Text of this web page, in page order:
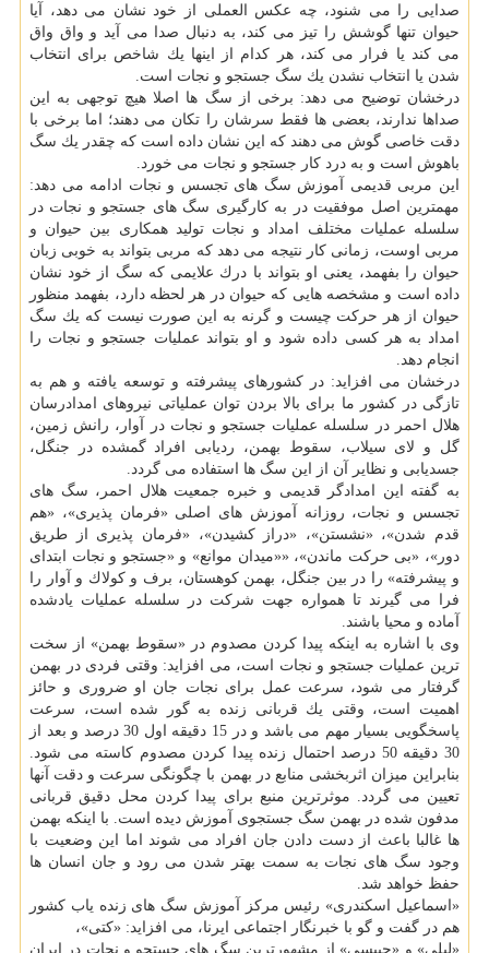
صدایی را می شنود، چه عكس العملی از خود نشان می دهد، آیا
حیوان تنها گوشش را تیز می كند، به دنبال صدا می آید و واق واق
می كند یا فرار می كند، هر كدام از اینها یك شاخص برای انتخاب
شدن یا انتخاب نشدن یك سگ جستجو و نجات است.
درخشان توضیح می دهد: برخی از سگ ها اصلا هیچ توجهی به این
صداها ندارند، بعضی ها فقط سرشان را تكان می دهند؛ اما برخی با
دقت خاصی گوش می دهند كه این نشان داده است كه چقدر یك سگ
باهوش است و به درد كار جستجو و نجات می خورد.
این مربی قدیمی آموزش سگ های تجسس و نجات ادامه می دهد:
مهمترین اصل موفقیت در به كارگیری سگ های جستجو و نجات در
سلسله عملیات مختلف امداد و نجات تولید همكاری بین حیوان و
مربی اوست، زمانی كار نتیجه می دهد كه مربی بتواند به خوبی زبان
حیوان را بفهمد، یعنی او بتواند با درك علایمی كه سگ از خود نشان
داده است و مشخصه هایی كه حیوان در هر لحظه دارد، بفهمد منظور
حیوان از هر حركت چیست و گرنه به این صورت نیست كه یك سگ
امداد به هر كسی داده شود و او بتواند عملیات جستجو و نجات را
انجام دهد.
درخشان می افزاید: در كشورهای پیشرفته و توسعه یافته و هم به
تازگی در كشور ما برای بالا بردن توان عملیاتی نیروهای امدادرسان
هلال احمر در سلسله عملیات جستجو و نجات در آوار، رانش زمین،
گل و لای سیلاب، سقوط بهمن، ردیابی افراد گمشده در جنگل،
جسدیابی و نظایر آن از این سگ ها استفاده می گردد.
به گفته این امدادگر قدیمی و خبره جمعیت هلال احمر، سگ های
تجسس و نجات، روزانه آموزش های اصلی «فرمان پذیری»، «هم
قدم شدن»، «نشستن»، «دراز كشیدن»، «فرمان پذیری از طریق
دور»، «بی حركت ماندن»، ««میدان موانع» و «جستجو و نجات ابتدای
و پیشرفته» را در بین جنگل، بهمن كوهستان، برف و كولاك و آوار را
فرا می گیرند تا همواره جهت شركت در سلسله عملیات یادشده
آماده و محیا باشند.
وی با اشاره به اینكه پیدا كردن مصدوم در «سقوط بهمن» از سخت
ترین عملیات جستجو و نجات است، می افزاید: وقتی فردی در بهمن
گرفتار می شود، سرعت عمل برای نجات جان او ضروری و حائز
اهمیت است، وقتی یك قربانی زنده به گور شده است، سرعت
پاسخگویی بسیار مهم می باشد و در 15 دقیقه اول 30 درصد و بعد از
30 دقیقه 50 درصد احتمال زنده پیدا كردن مصدوم كاسته می شود.
بنابراین میزان اثربخشی منابع در بهمن با چگونگی سرعت و دقت آنها
تعیین می گردد. موثرترین منبع برای پیدا كردن محل دقیق قربانی
مدفون شده در بهمن سگ جستجوی آموزش دیده است. با اینكه بهمن
ها غالبا باعث از دست دادن جان افراد می شوند اما این وضعیت با
وجود سگ های نجات به سمت بهتر شدن می رود و جان انسان ها
حفظ خواهد شد.
«اسماعیل اسكندری» رئیس مركز آموزش سگ های زنده یاب كشور
هم در گفت و گو با خبرنگار اجتماعی ایرنا، می افزاید: «كتی»،
«لیلی» و «جیبسی» از مشهورترین سگ های جستجو و نجات در ایران